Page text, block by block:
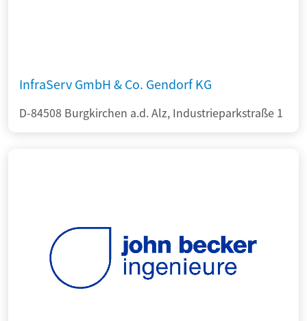
InfraServ GmbH & Co. Gendorf KG
D-84508 Burgkirchen a.d. Alz, Industrieparkstraße 1